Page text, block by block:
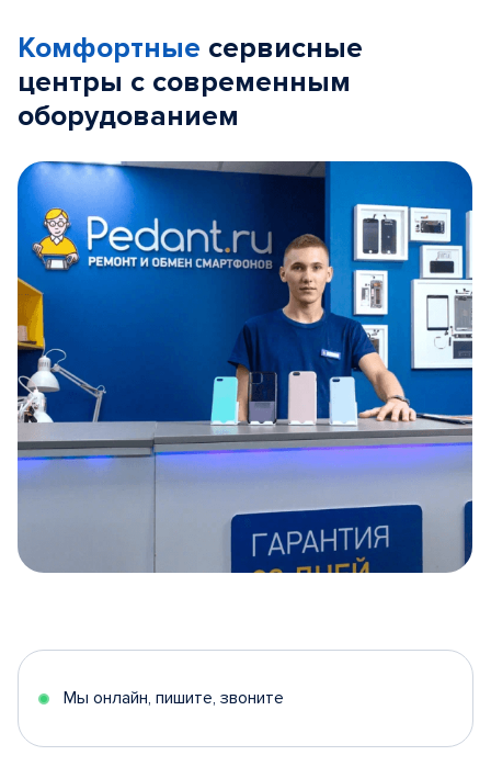
Комфортные сервисные
центры с современным
оборудованием
5
Мы онлайн, пишите, звоните